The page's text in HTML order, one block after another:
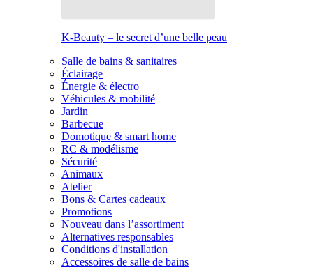
K-Beauty – le secret d’une belle peau
Salle de bains & sanitaires
Éclairage
Énergie & électro
Véhicules & mobilité
Jardin
Barbecue
Domotique & smart home
RC & modélisme
Sécurité
Animaux
Atelier
Bons & Cartes cadeaux
Promotions
Nouveau dans l’assortiment
Alternatives responsables
Conditions d'installation
Accessoires de salle de bains